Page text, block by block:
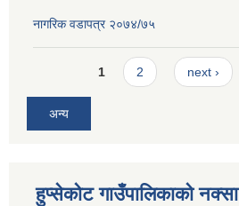
नागरिक वडापत्र २०७४/७५
Pages1 2 next ›
अन्य
हुप्सेकोट गाउँपालिकाको नक्सा